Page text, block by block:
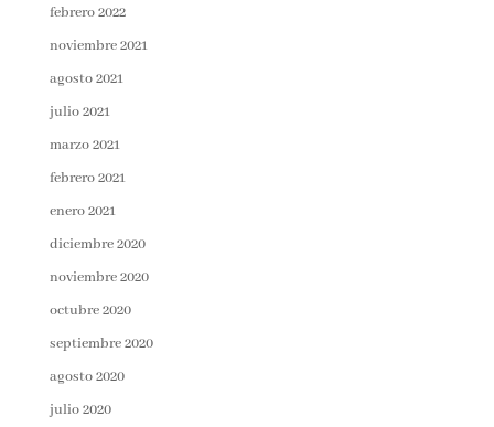
febrero 2022
noviembre 2021
agosto 2021
julio 2021
marzo 2021
febrero 2021
enero 2021
diciembre 2020
noviembre 2020
octubre 2020
septiembre 2020
agosto 2020
julio 2020